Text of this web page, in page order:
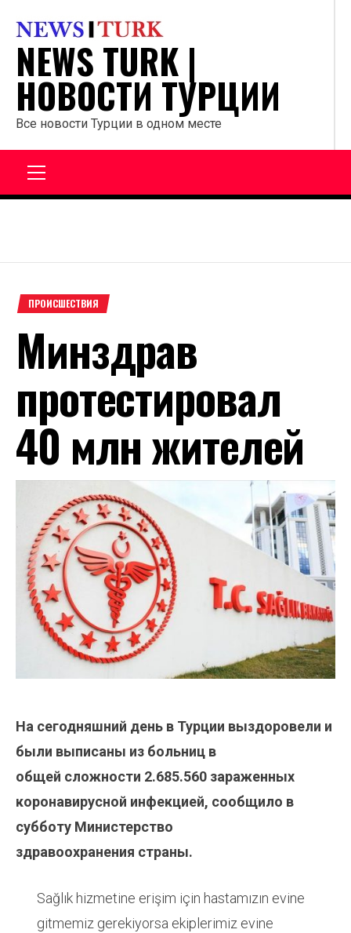
содержанию
NEWS TURK |
НОВОСТИ ТУРЦИИ
Все новости Турции в одном месте
ПРОИСШЕСТВИЯ
Минздрав
протестировал
40 млн жителей
На сегодняшний день в Турции выздоровели и
были выписаны из больниц в
общей сложности 2.685.560 зараженных
коронавирусной инфекцией, сообщило в
субботу Министерство
здравоохранения страны.
Sağlık hizmetine erişim için hastamızın evine
gitmemiz gerekiyorsa ekiplerimiz evine